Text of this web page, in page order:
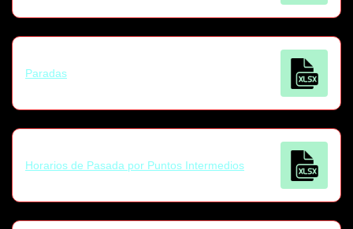
Paradas
Horarios de Pasada por Puntos Intermedios